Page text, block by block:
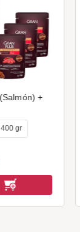
+
400 gr